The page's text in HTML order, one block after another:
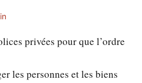
privées pour que l’ordre
les personnes et les biens